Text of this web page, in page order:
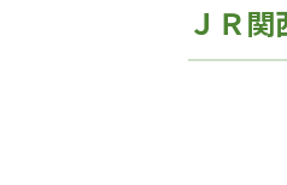
ＪＲ